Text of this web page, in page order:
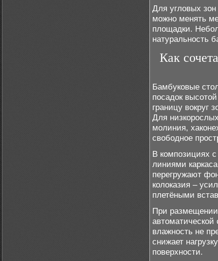
Для угловых
можно менять
площадки.
натуральность
Как
Бамбуковые
посадок
границу вокруг
Для
молиния,
свободное
В композициях
линиями
перегружают
колоказия –
плетёными
При
влажность не
снижает
поверхности.